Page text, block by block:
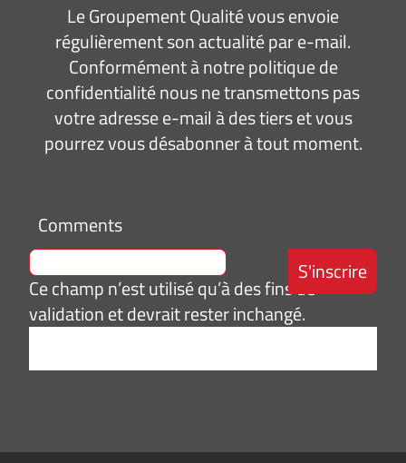
Le Groupement Qualité vous envoie
régulièrement son actualité par e-mail.
Conformément à notre politique de
confidentialité nous ne transmettons pas
votre adresse e-mail à des tiers et vous
pourrez vous désabonner à tout moment.
Comments
Ce champ n’est utilisé qu’à des fins de
validation et devrait rester inchangé.
e-